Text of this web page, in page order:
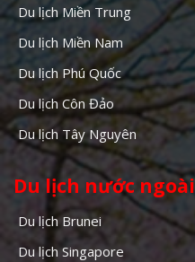
Du lịch Miền Trung
Du lịch Miền Nam
Du lịch Phú Quốc
Du lịch Côn Đảo
Du lịch Tây Nguyên
Du lịch nước ngoài
Du lịch Brunei
Du lịch Singapore